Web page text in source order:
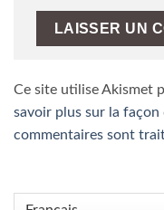
Ce site utilise Akismet
savoir plus sur la façon
commentaires sont
Choisir